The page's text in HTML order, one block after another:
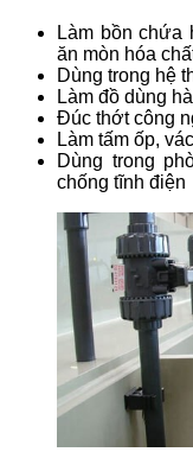
Làm bồn chứa
ăn mòn hóa
Dùng trong hệ
Làm đồ dùng
Đúc thớt công
Làm tấm ốp,
Dùng trong
chống tĩnh điện